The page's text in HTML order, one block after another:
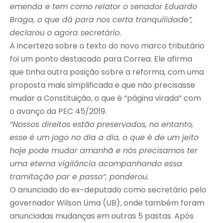
emenda e tem como relator o senador Eduardo
Braga, o que dá para nos certa tranquilidade”,
declarou o agora secretário.
A incerteza sobre o texto do novo marco tributário
foi um ponto destacado para Correa. Ele afirma
que tinha outra posição sobre a reforma, com uma
proposta mais simplificada e que não precisasse
mudar a Constituição, o que é “página virada” com
o avanço da PEC 45/2019.
“Nossos direitos estão preservados, no entanto,
esse é um jogo no dia a dia, o que é de um jeito
hoje pode mudar amanhã e nós precisamos ter
uma eterna vigilância acompanhando essa
tramitação par e passo”, ponderou.
O anunciado do ex-deputado como secretário pelo
governador Wilson Lima (UB), onde também foram
anunciadas mudanças em outras 5 pastas. Após